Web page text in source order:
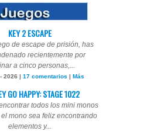
KEY 2 ESCAPE
de escape de prisión, has
recientemente por
a cinco personas,...
2026 | 17 comentarios | Más
GO HAPPY: STAGE 1022
todos los mini monos
mono sea feliz encontrando
elementos y...